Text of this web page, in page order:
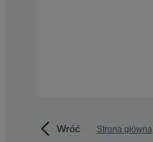
Wróć Strona główna